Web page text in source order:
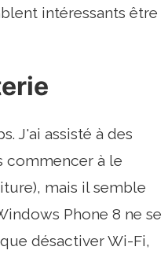
intéressants être
J'ai assisté à des
commencer à le
mais il semble
Phone 8 ne se
désactiver Wi-Fi,